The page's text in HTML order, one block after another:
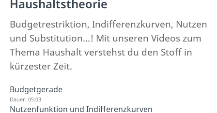
Haushaltstheorie
Budgetrestriktion, Indifferenzkurven, Nutzen
und Substitution...! Mit unseren Videos zum
Thema Haushalt verstehst du den Stoff in
kürzester Zeit.
Budgetgerade
Dauer: 05:03
Nutzenfunktion und Indifferenzkurven